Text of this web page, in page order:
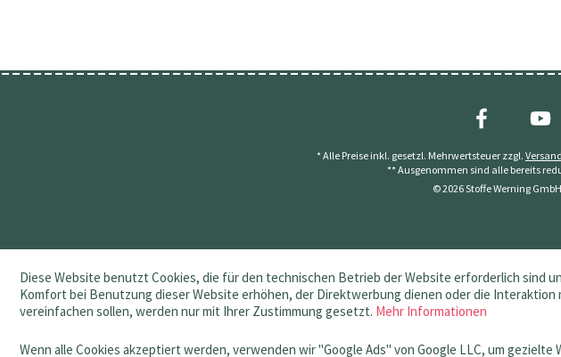
* Alle Preise inkl. gesetzl. Mehrwertsteuer zzgl.
** Ausgenommen sind alle bereits
© 2026 Stoffe Werning
Diese Website benutzt Cookies, die für den technischen Betrieb der Website erforderlich sind
Komfort bei Benutzung dieser Website erhöhen, der Direktwerbung dienen oder die
vereinfachen sollen, werden nur mit Ihrer Zustimmung gesetzt. Mehr Informationen
Wenn alle Cookies akzeptiert werden, verwenden wir "Google Ads" von Google LLC, um